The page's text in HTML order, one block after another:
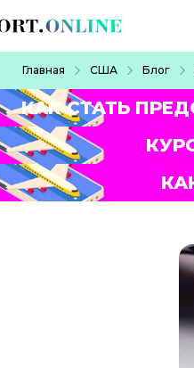
Главная США Блог
КАК СТАТЬ